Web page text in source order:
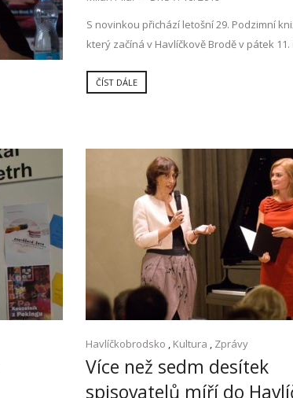
S novinkou přichází letošní 29. Podzimní
který začíná v Havlíčkově Brodě v pátek 11.
ČÍST DÁLE
Havlíčkobrodsko , Kultura , Zprávy
Více než sedm desítek
spisovatelů míří do